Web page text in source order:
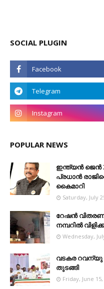
SOCIAL PLUGIN
POPULAR NEWS
ഇന്ത്യൻ ജെൻ Z
പ്രധാൻ
കൈമാറി
Saturday, July
റേഷൻ
നമ്പറില്‍
Wednesday,
വടകര റവന്യു
തുടങ്ങി
Friday, June 15,